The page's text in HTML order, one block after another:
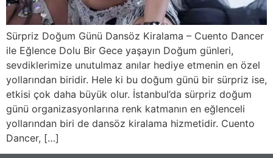
Sürpriz Doğum Günü Dansöz Kiralama – Cuento Dancer
ile Eğlence Dolu Bir Gece yaşayın Doğum günleri,
sevdiklerimize unutulmaz anılar hediye etmenin en özel
yollarından biridir. Hele ki bu doğum günü bir sürpriz ise,
etkisi çok daha büyük olur. İstanbul’da sürpriz doğum
günü organizasyonlarına renk katmanın en eğlenceli
yollarından biri de dansöz kiralama hizmetidir. Cuento
Dancer, […]